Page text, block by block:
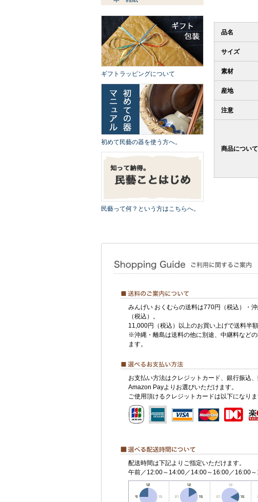
ギフトラッピングについて
初めて民藝の器を使う方へ。
民藝って何？という方はこちらへ。
品名
サイズ
素材
産地
注意
商品について
みんげい おくむらの送料は770円（税込）・
（税込）。
11,000円（税込）以上のお買い上げで送料半
※沖縄・離島は送料の他に別途、中継料など
ます。
お支払い方法はクレジットカード、銀行振込、
Amazon Payよりお選びいただけます。
ご使用頂けるクレジットカードは以下になりま
配送時間は下記よりご指定いただけます。
午前／12:00～14:00／14:00～16:00／16:00